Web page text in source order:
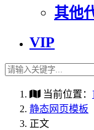
其他
VIP
当前位置：
静态网页模板
正文